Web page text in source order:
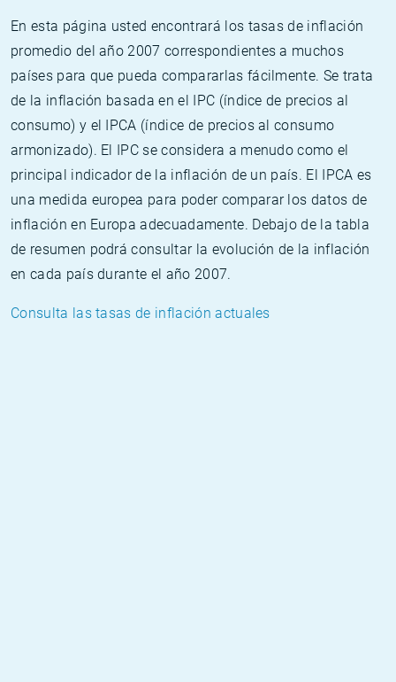
En esta página usted encontrará los tasas de inflación
promedio del año 2007 correspondientes a muchos
países para que pueda compararlas fácilmente. Se trata
de la inflación basada en el IPC (índice de precios al
consumo) y el IPCA (índice de precios al consumo
armonizado). El IPC se considera a menudo como el
principal indicador de la inflación de un país. El IPCA es
una medida europea para poder comparar los datos de
inflación en Europa adecuadamente. Debajo de la tabla
de resumen podrá consultar la evolución de la inflación
en cada país durante el año 2007.
Consulta las tasas de inflación actuales